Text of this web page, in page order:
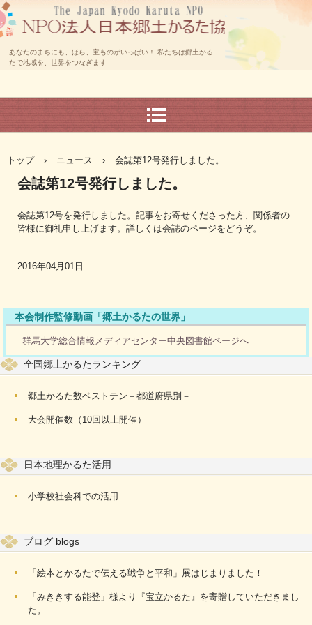
あなたのまちにも、ほら、宝ものがいっぱい！ 私たちは郷土かる
たで地域を、世界をつなぎます
トップ › ニュース › 会誌第12号発行しました。
会誌第12号発行しました。
会誌第12号を発行しました。記事をお寄せくださった方、関係者の
皆様に御礼申し上げます。詳しくは会誌のページをどうぞ。
2016年04月01日
本会制作監修動画「郷土かるたの世界」
群馬大学総合情報メディアセンター中央図書館ページへ
全国郷土かるたランキング
郷土かるた数ベストテン－都道府県別－
大会開催数（10回以上開催）
日本地理かるた活用
小学校社会科での活用
ブログ blogs
「絵本とかるたで伝える戦争と平和」展はじまりました！
「みききする能登」様より『宝立かるた』を寄贈していただきまし
た。